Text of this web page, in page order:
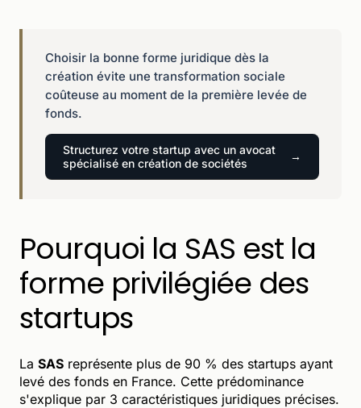
Choisir la bonne forme juridique dès la
création évite une transformation sociale
coûteuse au moment de la première levée de
fonds.
Structurez votre startup avec un avocat
spécialisé en création de sociétés
Pourquoi la SAS est la
forme privilégiée des
startups
La SAS représente plus de 90 % des startups ayant
levé des fonds en France. Cette prédominance
s'explique par 3 caractéristiques juridiques précises.